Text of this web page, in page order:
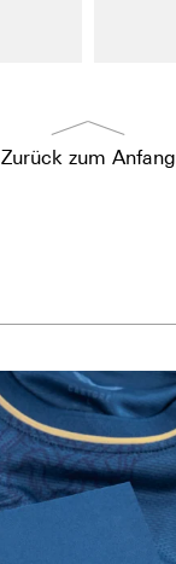
Zurück zum Anfang
Happy Birthday FCZ
130 years filled ...
126
3